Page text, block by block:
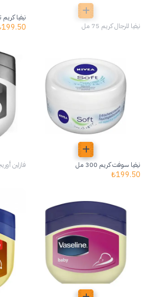
نيفيا للرجال كريم 75 مل
نيفيا كريم تنك
199.50
نيفيا سوفت كريم 300 مل
199.50
₺
فازلين